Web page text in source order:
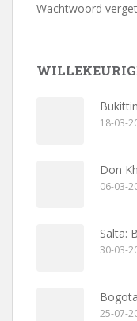
Wachtwoord
18-03-
Don
06-03-
Salta:
30-03-
25-07-